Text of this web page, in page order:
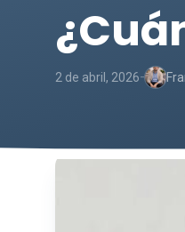
2 de abril, 2026-